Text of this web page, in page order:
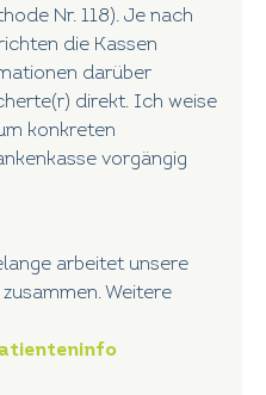
Nr. 118). Je nach
die Kassen
darüber
direkt. Ich weise
konkreten
vorgängig
arbeitet unsere
Weitere